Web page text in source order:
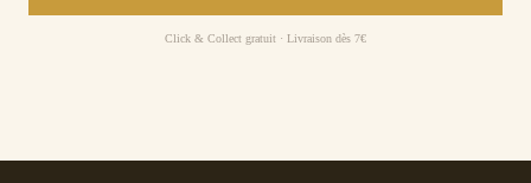
Click & Collect gratuit · Livraison dès 7€